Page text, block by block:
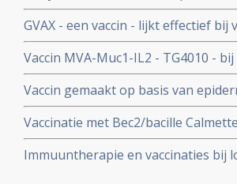
bij patienten met niet-klein-cellige
GVAX - een vaccin - lijkt effectief
patiënten gedurende drie jaar.
Vaccin MVA-Muc1-IL2 - TG4010 -
resultaten. Recente fase II studie
Vaccin gemaakt op basis van
overlevingen en significant betere
niet-klein-cellige longkanker,
Vaccinatie met Bec2/bacille
enkel effect op langere ziektevrije
fase III studie uitgevoerd mede
Immuuntherapie en vaccinaties bij